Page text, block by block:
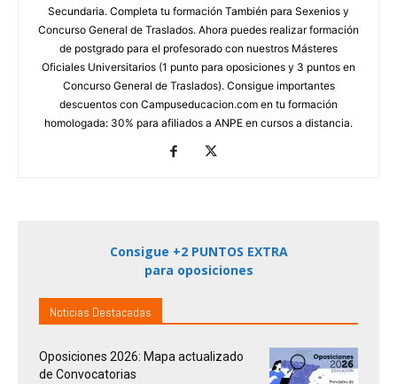
Secundaria. Completa tu formación También para Sexenios y
Concurso General de Traslados. Ahora puedes realizar formación
de postgrado para el profesorado con nuestros Másteres
Oficiales Universitarios (1 punto para oposiciones y 3 puntos en
Concurso General de Traslados). Consigue importantes
descuentos con Campuseducacion.com en tu formación
homologada: 30% para afiliados a ANPE en cursos a distancia.
Consigue +2 PUNTOS EXTRA
para oposiciones
Noticias Destacadas
Oposiciones 2026: Mapa actualizado
de Convocatorias